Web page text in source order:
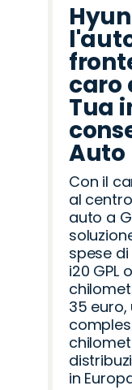
caro
Tua
Auto
Con il
al
auto a
spese
i20 GPL
35
in